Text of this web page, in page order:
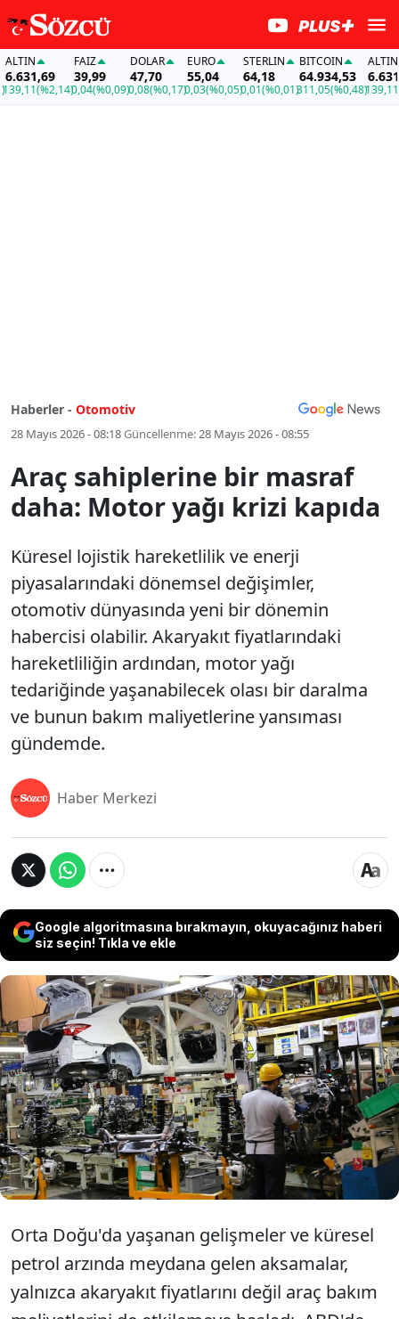
(%2,14)
FAİZ
39,99
0,04(%0,09)
DOLAR
47,70
0,08(%0,17)
EURO
55,04
0,03(%0,05)
STERLIN
64,18
0,01(%0,01)
BITCOIN
64.934,53
311,05(%0,48)
ALTIN
139,11
Haberler - Otomotiv
28 Mayıs 2026 - 08:18Güncellenme:28 Mayıs 2026 - 08:55
Araç sahiplerine bir masraf
daha: Motor yağı krizi kapıda
Küresel lojistik hareketlilik ve enerji
piyasalarındaki dönemsel değişimler,
otomotiv dünyasında yeni bir dönemin
habercisi olabilir. Akaryakıt fiyatlarındaki
hareketliliğin ardından, motor yağı
tedariğinde yaşanabilecek olası bir daralma
ve bunun bakım maliyetlerine yansıması
gündemde.
Haber Merkezi
Google algoritmasına bırakmayın, okuyacağınız haberi
siz seçin! Tıkla ve ekle
Küresel lojistik hareketlilik ve enerji
piyasalarındaki dönemsel değişimler, otomotiv
dünyasında yeni bir dönemin habercisi olabilir.
Akaryakıt fiyatlarındaki hareketliliğin ardından,
motor yağı tedariğinde yaşanabilecek olası bir
daralma ve bunun bakım maliyetlerine yansıması
gündemde.
Orta Doğu'da yaşanan gelişmeler ve küresel
petrol arzında meydana gelen aksamalar,
yalnızca akaryakıt fiyatlarını değil araç bakım